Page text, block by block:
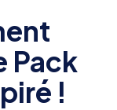
Pack
!